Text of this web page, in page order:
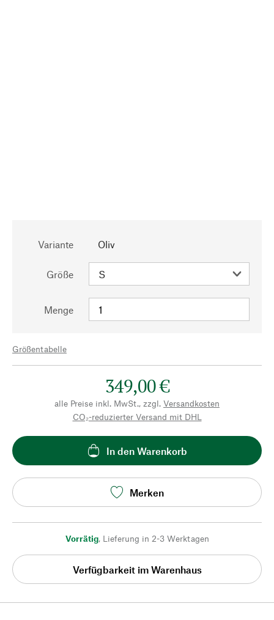
Variante Oliv
Größe
Menge
Größentabelle
349,00 €
alle Preise inkl. MwSt., zzgl. Versandkosten
CO₂-reduzierter Versand mit DHL
In den Warenkorb
Merken
Vorrätig, Lieferung in 2-3 Werktagen
Verfügbarkeit im Warenhaus